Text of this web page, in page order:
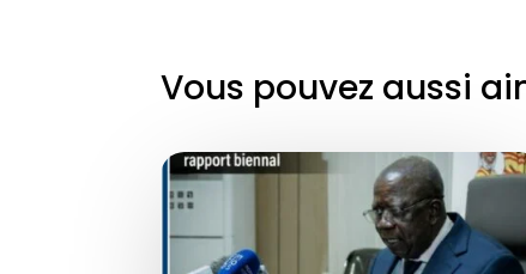
Vous pouvez aussi